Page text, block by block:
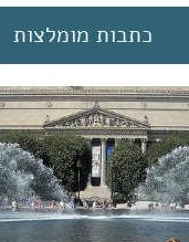
כתבות מומלצות